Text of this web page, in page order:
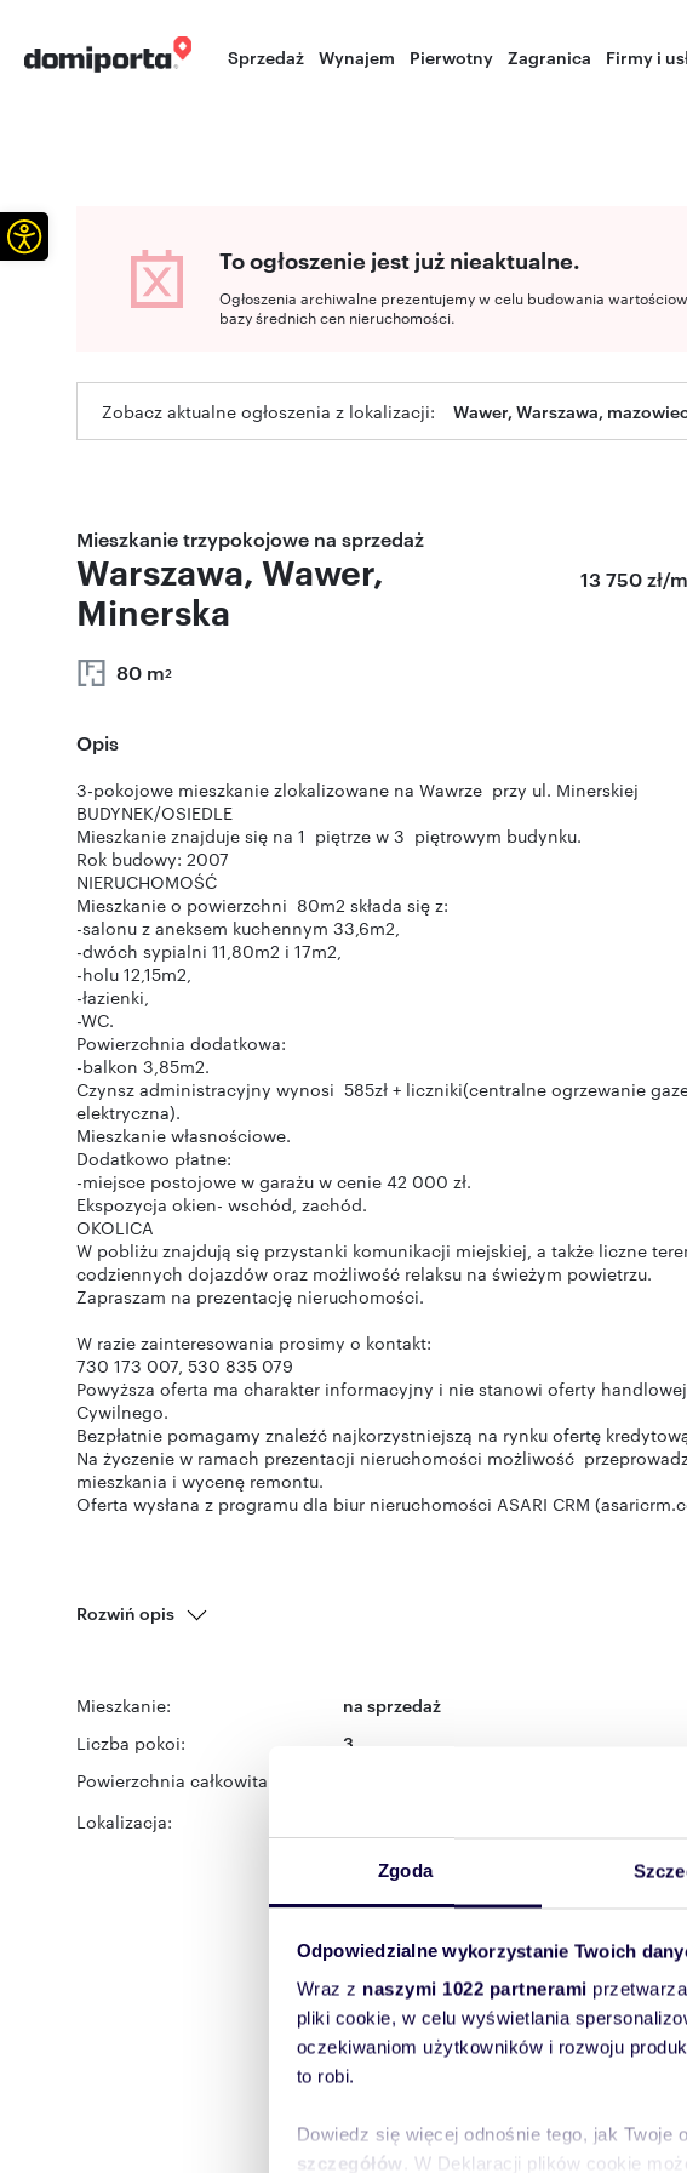
Zgoda
Odpowiedzialne wykorzystanie Twoich
Wraz z naszymi 1022 partnerami
pliki cookie, w celu wyświetlania
oczekiwaniom użytkowników i rozwoju
to robi.
Dowiedz się więcej odnośnie tego, jak Twoje
szczegółów . W Deklaracji plików cookie
Sprzedaż Wynajem Pierwotny Zagranica Firmy i
To ogłoszenie jest już nieaktualne.
Ogłoszenia archiwalne prezentujemy w celu budowania
bazy średnich cen nieruchomości.
Zobacz aktualne ogłoszenia z lokalizacji: Wawer, Warszawa,
Mieszkanie trzypokojowe na sprzedaż
Warszawa, Wawer,
Minerska
80 m2
13 750 zł/m
Opis
3-pokojowe mieszkanie zlokalizowane na Wawrze przy ul. Minerskiej
BUDYNEK/OSIEDLE
Mieszkanie znajduje się na 1 piętrze w 3 piętrowym budynku.
Rok budowy: 2007
NIERUCHOMOŚĆ
Mieszkanie o powierzchni 80m2 składa się z:
-salonu z aneksem kuchennym 33,6m2,
-dwóch sypialni 11,80m2 i 17m2,
-holu 12,15m2,
-łazienki,
-WC.
Powierzchnia dodatkowa:
-balkon 3,85m2.
Czynsz administracyjny wynosi 585zł + liczniki(centralne ogrzewanie
elektryczna).
Mieszkanie własnościowe.
Dodatkowo płatne:
-miejsce postojowe w garażu w cenie 42 000 zł.
Ekspozycja okien- wschód, zachód.
OKOLICA
W pobliżu znajdują się przystanki komunikacji miejskiej, a także liczne
codziennych dojazdów oraz możliwość relaksu na świeżym powietrzu.
Zapraszam na prezentację nieruchomości.
W razie zainteresowania prosimy o kontakt:
730 173 007, 530 835 079
Powyższa oferta ma charakter informacyjny i nie stanowi oferty
Cywilnego.
Bezpłatnie pomagamy znaleźć najkorzystniejszą na rynku ofertę
Na życzenie w ramach prezentacji nieruchomości możliwość
mieszkania i wycenę remontu.
Oferta wysłana z programu dla biur nieruchomości ASARI CRM
Rozwiń opis
Mieszkanie: na sprzedaż
Liczba pokoi: 3
Powierzchnia całkowita:
Lokalizacja:
Warszawadzielnica:
Otwórz pasek narzędzi